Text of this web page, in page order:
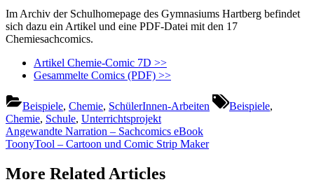
Im Archiv der Schulhomepage des Gymnasiums Hartberg befindet
sich dazu ein Artikel und eine PDF-Datei mit den 17
Chemiesachcomics.
Artikel Chemie-Comic 7D >>
Gesammelte Comics (PDF) >>
Beispiele, Chemie, SchülerInnen-Arbeiten
Tags:
Beispiele,
Chemie, Schule, Unterrichtsprojekt
Beitragsnavigation
Previous
Post:
Angewandte Narration – Sachcomics eBook
Next
ToonyTool – Cartoon und Comic Strip Maker
More Related Articles